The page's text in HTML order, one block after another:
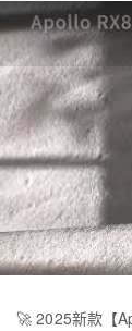
🚀 2025新款【